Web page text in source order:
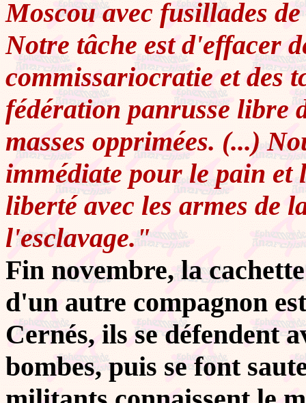
Moscou avec fusillades de
Notre tâche est d'effacer
commissariocratie et des
fédération panrusse libre
masses opprimées. (...)
immédiate pour le pain et
liberté avec les armes de
l'esclavage."
Fin novembre, la
d'un autre compagnon
Cernés, ils se défendent
bombes, puis se font